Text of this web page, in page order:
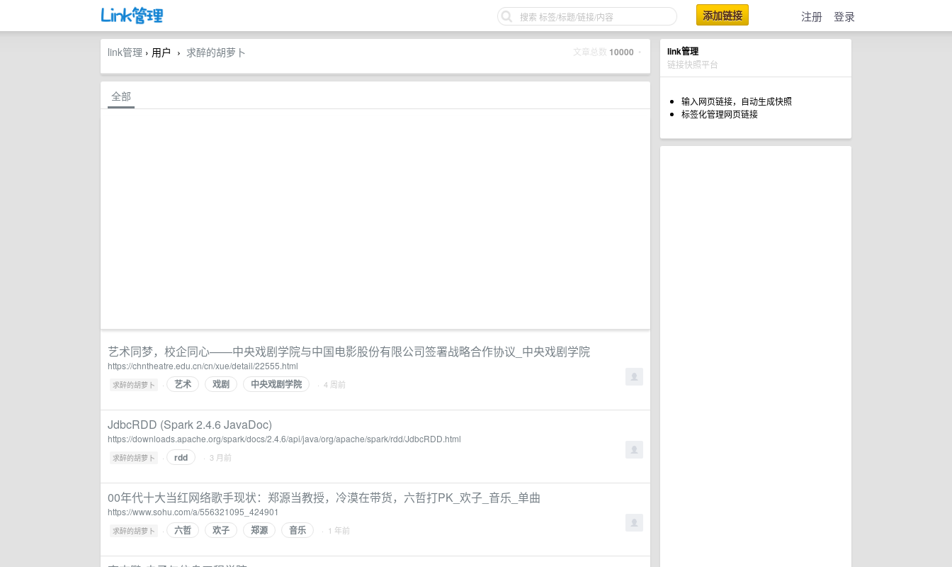
添加链接 注册 登录
link管理
链接快照平台
输入网页链接，自动生成快照
标签化管理网页链接
文章总数 10000 •
link管理 › 用户 › 求醉的胡萝卜
全部
艺术同梦，校企同心——中央戏剧学院与中国电影股份有限公司签署战略合作协议_中央戏剧学院
https://chntheatre.edu.cn/cn/xue/detail/22555.html
求醉的胡萝卜 · 艺术 戏剧 中央戏剧学院 · 4 周前
JdbcRDD (Spark 2.4.6 JavaDoc)
https://downloads.apache.org/spark/docs/2.4.6/api/java/org/apache/spark/rdd/JdbcRDD.html
求醉的胡萝卜 · rdd · 3 月前
00年代十大当红网络歌手现状：郑源当教授，冷漠在带货，六哲打PK_欢子_音乐_单曲
https://www.sohu.com/a/556321095_424901
求醉的胡萝卜 · 六哲 欢子 郑源 音乐 · 1 年前